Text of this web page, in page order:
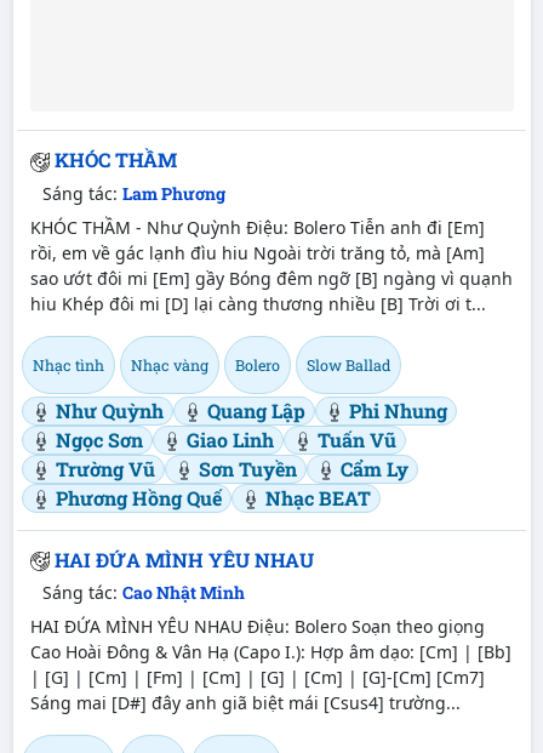
KHÓC THẦM
Sáng tác: Lam Phương
KHÓC THẦM - Như Quỳnh Điệu: Bolero Tiễn anh đi [Em]
rồi, em về gác lạnh đìu hiu Ngoài trời trăng tỏ, mà [Am]
sao ướt đôi mi [Em] gầy Bóng đêm ngỡ [B] ngàng vì quạnh
hiu Khép đôi mi [D] lại càng thương nhiều [B] Trời ơi t...
Nhạc tình Nhạc vàng Bolero Slow Ballad
Như Quỳnh Quang Lập
Phi Nhung
Ngọc Sơn
Giao Linh
Tuấn Vũ
Trường Vũ
Sơn Tuyền
Cẩm Ly
Phương Hồng Quế
Nhạc BEAT
HAI ĐỨA MÌNH YÊU NHAU
Sáng tác: Cao Nhật Minh
HAI ĐỨA MÌNH YÊU NHAU Điệu: Bolero Soạn theo giọng
Cao Hoài Đông & Vân Hạ (Capo I.): Hợp âm dạo: [Cm] | [Bb]
| [G] | [Cm] | [Fm] | [Cm] | [G] | [Cm] | [G]-[Cm] [Cm7]
Sáng mai [D#] đây anh giã biệt mái [Csus4] trường...